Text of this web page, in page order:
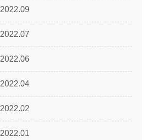
2022.09
2022.07
2022.06
2022.04
2022.02
2022.01